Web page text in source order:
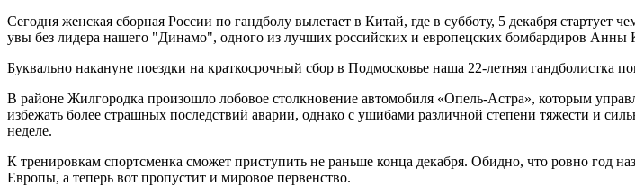
Сегодня женская сборная России по гандболу вылетает в Китай, где в субботу, 5 декабря
увы без лидера нашего "Динамо", одного из лучших российских и европецских бомбардиров Анны
Буквально накануне поездки на краткосрочный сбор в Подмосковье наша 22-летняя гандболистка
В районе Жилгородка произошло лобовое столкновение автомобиля «Опель-Астра», которым
избежать более страшных последствий аварии, однако с ушибами различной степени тяжести и
неделе.
К тренировкам спортсменка сможет приступить не раньше конца декабря. Обидно, что ровно год
Европы, а теперь вот пропустит и мировое первенство.